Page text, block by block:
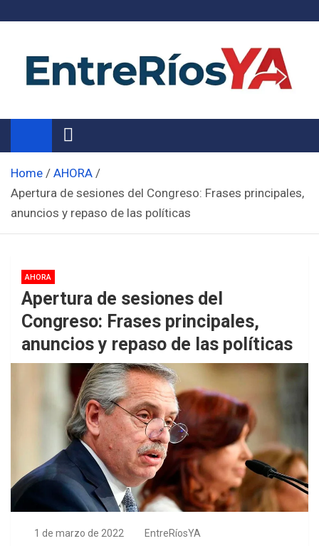
Noticias de Entre Ríos
Información de toda la provincia ahora
Home
AHORA
Apertura de sesiones del Congreso: Frases principales,
anuncios y repaso de las políticas
AHORA
Apertura de sesiones del
Congreso: Frases principales,
anuncios y repaso de las políticas
1 de marzo de 2022 EntreRíosYA